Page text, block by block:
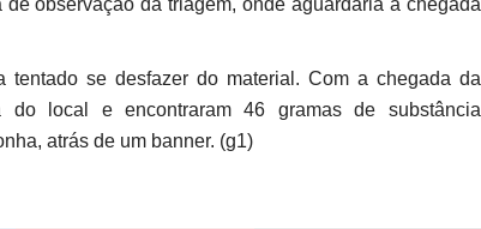
observação da triagem, onde aguardaria a chegada
tentado se desfazer do material. Com a chegada da
local e encontraram 46 gramas de substância
atrás de um banner. (g1)